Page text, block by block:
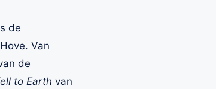
de
Van
de
to Earth van